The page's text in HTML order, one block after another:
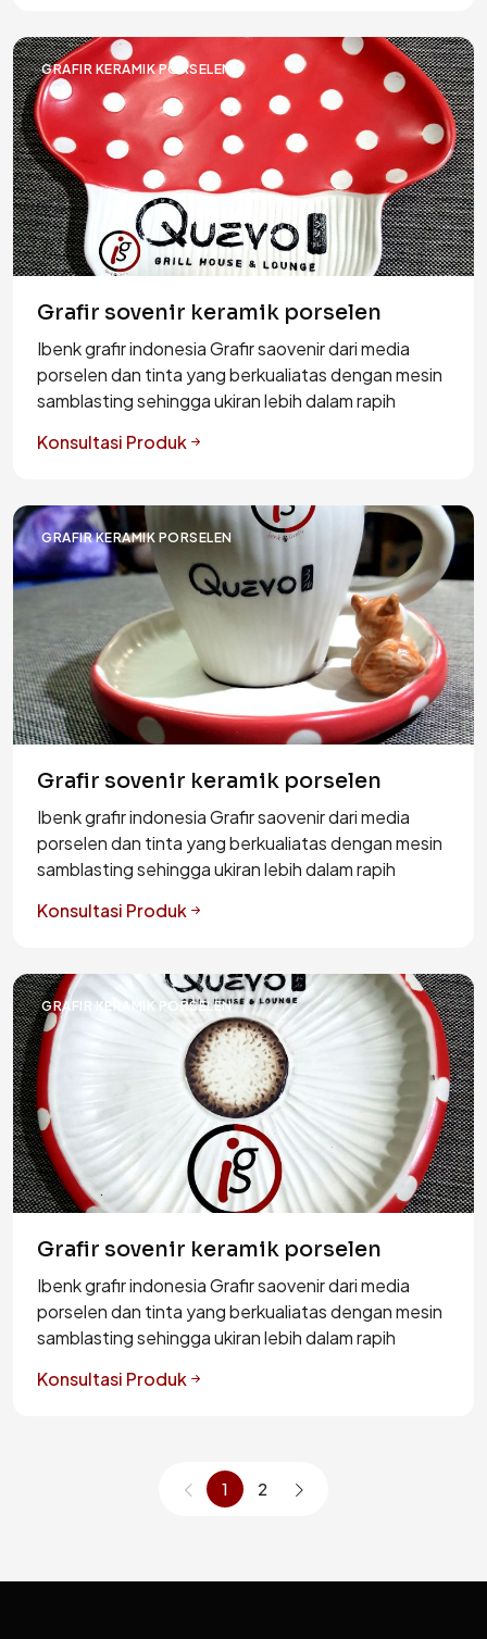
GRAFIR KERAMIK PORSELEN
Grafir sovenir keramik porselen
Ibenk grafir indonesia Grafir saovenir dari media
porselen dan tinta yang berkualiatas dengan mesin
samblasting sehingga ukiran lebih dalam rapih
Konsultasi Produk
GRAFIR KERAMIK PORSELEN
Grafir sovenir keramik porselen
Ibenk grafir indonesia Grafir saovenir dari media
porselen dan tinta yang berkualiatas dengan mesin
samblasting sehingga ukiran lebih dalam rapih
Konsultasi Produk
GRAFIR KERAMIK PORSELEN
Grafir sovenir keramik porselen
Ibenk grafir indonesia Grafir saovenir dari media
porselen dan tinta yang berkualiatas dengan mesin
samblasting sehingga ukiran lebih dalam rapih
Konsultasi Produk
1 2